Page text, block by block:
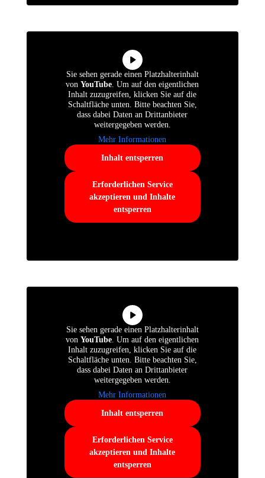
Sie sehen gerade einen Platzhalterinhalt
vonYouTube . Um auf den eigentlichen
Inhalt zuzugreifen, klicken Sie auf die
Schaltfläche unten. Bitte beachten Sie,
dass dabei Daten an Drittanbieter
weitergegeben werden.
Mehr Informationen
Inhalt entsperren
Erforderlichen Service
akzeptieren und Inhalte
entsperren
Sie sehen gerade einen Platzhalterinhalt
vonYouTube . Um auf den eigentlichen
Inhalt zuzugreifen, klicken Sie auf die
Schaltfläche unten. Bitte beachten Sie,
dass dabei Daten an Drittanbieter
weitergegeben werden.
Mehr Informationen
Inhalt entsperren
Erforderlichen Service
akzeptieren und Inhalte
entsperren